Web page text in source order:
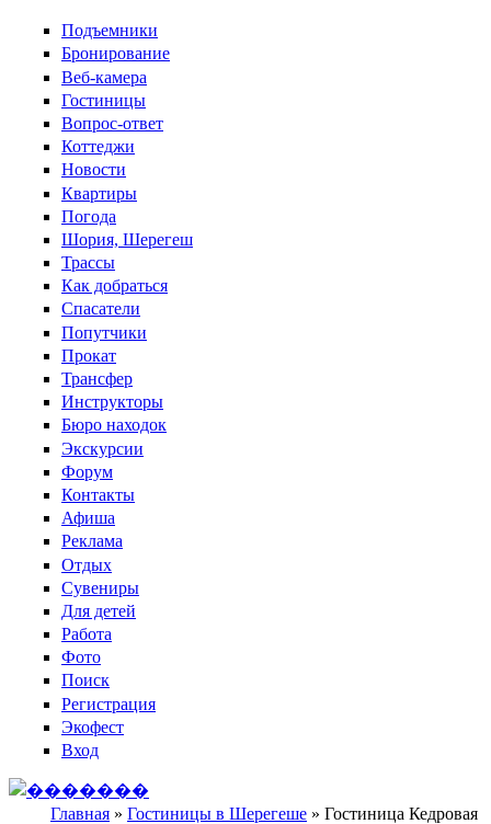
Перейти к основному содержанию
Подъемники
Бронирование
Веб-камера
Гостиницы
Вопрос-ответ
Коттеджи
Новости
Квартиры
Погода
Шория, Шерегеш
Трассы
Как добраться
Спасатели
Попутчики
Прокат
Трансфер
Инструкторы
Бюро находок
Экскурсии
Форум
Контакты
Афиша
Реклама
Отдых
Сувениры
Для детей
Работа
Фото
Поиск
Регистрация
Экофест
Вход
Главная » Гостиницы в Шерегеше » Гостиница Кедровая